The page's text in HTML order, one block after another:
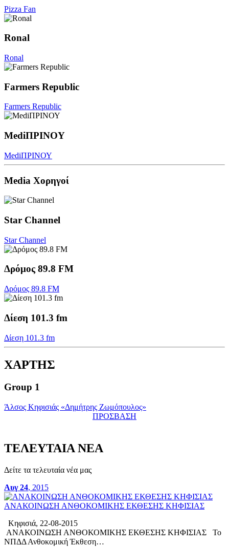
Pizza Fan
Ronal
Ronal
Farmers Republic
Farmers Republic
MediΠΡΙΝΟΥ
MediΠΡΙΝΟΥ
Media Χορηγοί
Star Channel
Star Channel
Δρόμος 89.8 FM
Δρόμος 89.8 FM
Δίεση 101.3 fm
Δίεση 101.3 fm
ΧΑΡΤΗΣ
Group 1
Άλσος Κηφισιάς «Δημήτρης Ζωμόπουλος»
ΠΡΟΣΒΑΣΗ
ΤΕΛΕΥΤΑΙΑ ΝΕΑ
Δείτε τα τελευταία νέα μας
Αυγ 24, 2015
ΑΝΑΚΟΙΝΩΣΗ ΑΝΘΟΚΟΜΙΚΗΣ ΕΚΘΕΣΗΣ ΚΗΦΙΣΙΑΣ
Κηφισιά, 22-08-2015
ΑΝΑΚΟΙΝΩΣΗ ΑΝΘΟΚΟΜΙΚΗΣ ΕΚΘΕΣΗΣ ΚΗΦΙΣΙΑΣ Το
ΝΠΔΔ Ανθοκομική Έκθεση…